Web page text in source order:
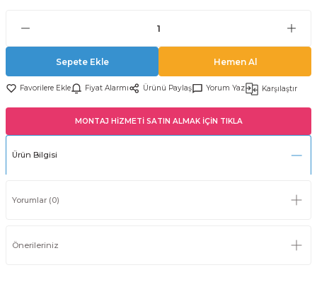
Sepete Ekle Hemen Al
Fiyat Alarmı Ürünü Paylaş Yorum Yaz Karşılaştır
MONTAJ HİZMETİ SATIN ALMAK İÇİN TIKLA
Ürün Bilgisi
Yorumlar (0)
Önerileriniz